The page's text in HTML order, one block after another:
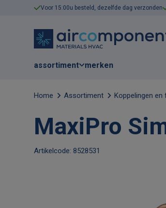
Voor 15:00u besteld, dezelfde dag verzonden
assortiment merken
Home Assortiment Koppelingen en
MaxiPro
Artikelcode: 8528531